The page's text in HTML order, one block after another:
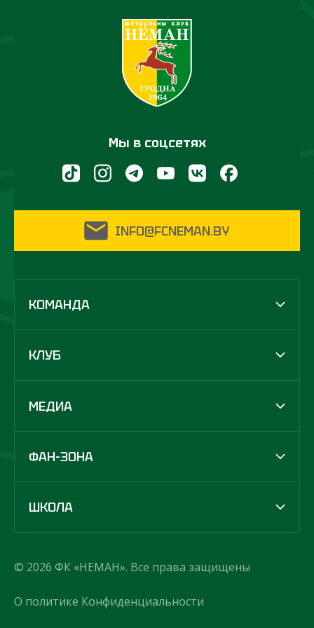
Мы в соцсетях
INFO@FCNEMAN.BY
КОМАНДА
КЛУБ
МЕДИА
ФАН-ЗОНА
ШКОЛА
© 2026 ФК «НЕМАН». Все права защищены
О политике Конфиденциальности